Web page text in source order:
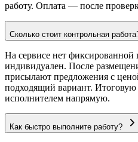
работу. Оплата — после
Сколько стоит контрольная
На сервисе нет
индивидуален. После
присылают предложения с
подходящий вариант. Итоговую
исполнителем напрямую.
Как быстро выполните работу?